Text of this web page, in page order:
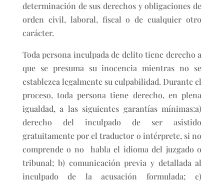
determinación de sus derechos y obligaciones de
orden civil, laboral, fiscal o de cualquier otro
carácter.
Toda persona inculpada de delito tiene derecho a
que se presuma su inocencia mientras no se
establezca legalmente su culpabilidad. Durante el
proceso, toda persona tiene derecho, en plena
igualdad, a las siguientes garantías mínimas:a)
derecho del inculpado de ser asistido
gratuitamente por el traductor o intérprete, si no
comprende o no habla el idioma del juzgado o
tribunal; b) comunicación previa y detallada al
inculpado de la acusación formulada; c)